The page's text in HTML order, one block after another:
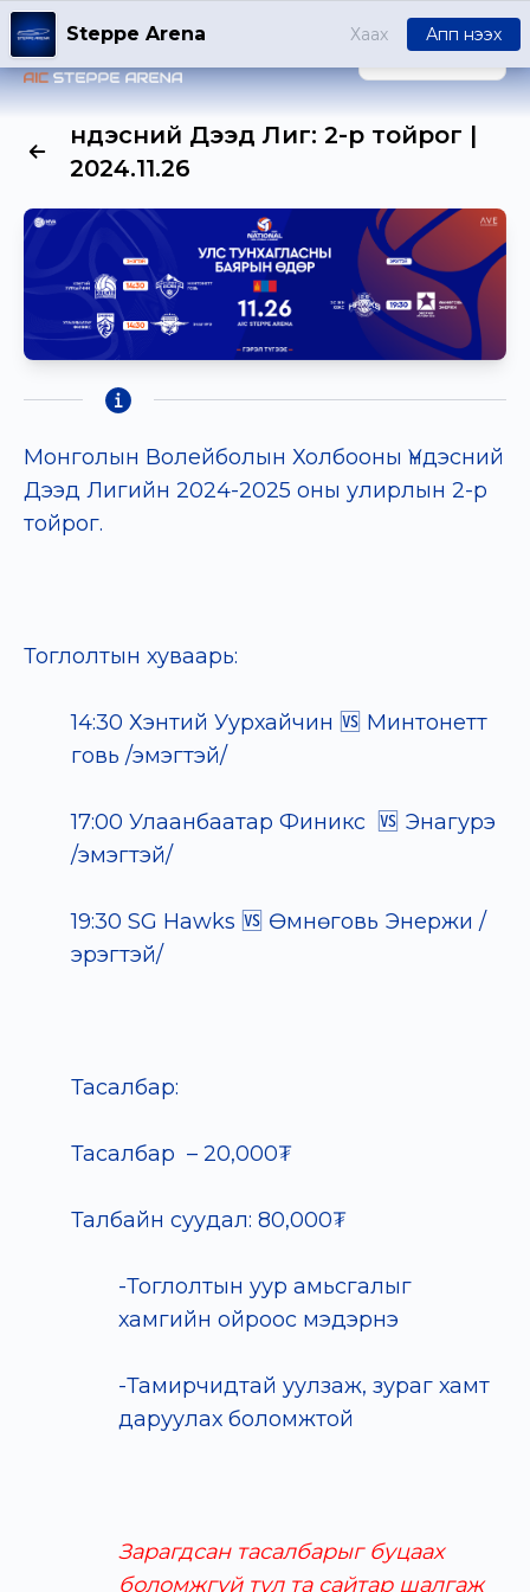
Үндэсний Дээд Лиг: 2-р тойрог |
2024.11.26
Монголын Волейболын Холбооны Үндэсний
Дээд Лигийн 2024-2025 оны улирлын 2-р
тойрог.
Тоглолтын хуваарь:
14:30 Хэнтий Уурхайчин 🆚 Минтонетт
говь /эмэгтэй/
17:00 Улаанбаатар Финикс 🆚 Энагурэ
/эмэгтэй/
19:30 SG Hawks 🆚 Өмнөговь Энержи /
эрэгтэй/
Тасалбар:
Тасалбар – 20,000₮
Талбайн суудал: 80,000₮
-Тоглолтын уур амьсгалыг
хамгийн ойроос мэдэрнэ
-Тамирчидтай уулзаж, зураг хамт
даруулах боломжтой
Зарагдсан тасалбарыг буцаах
боломжгүй тул та сайтар шалгаж
Steppe Arena Хаах Апп нээх